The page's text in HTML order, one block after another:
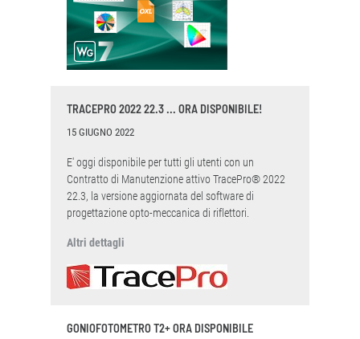
TRACEPRO 2022 22.3 ... ORA DISPONIBILE!
15 GIUGNO 2022
E' oggi disponibile per tutti gli utenti con un
Contratto di Manutenzione attivo TracePro® 2022
22.3, la versione aggiornata del software di
progettazione opto-meccanica di riflettori.
Altri dettagli
GONIOFOTOMETRO T2+ ORA DISPONIBILE